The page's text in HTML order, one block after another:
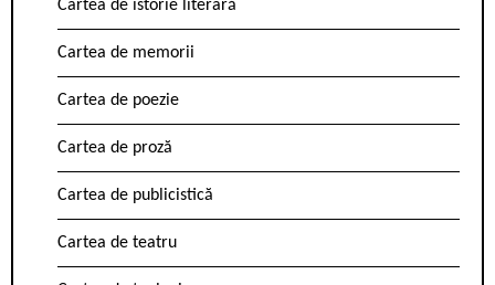
Cartea de istorie literară
Cartea de memorii
Cartea de poezie
Cartea de proză
Cartea de publicistică
Cartea de teatru